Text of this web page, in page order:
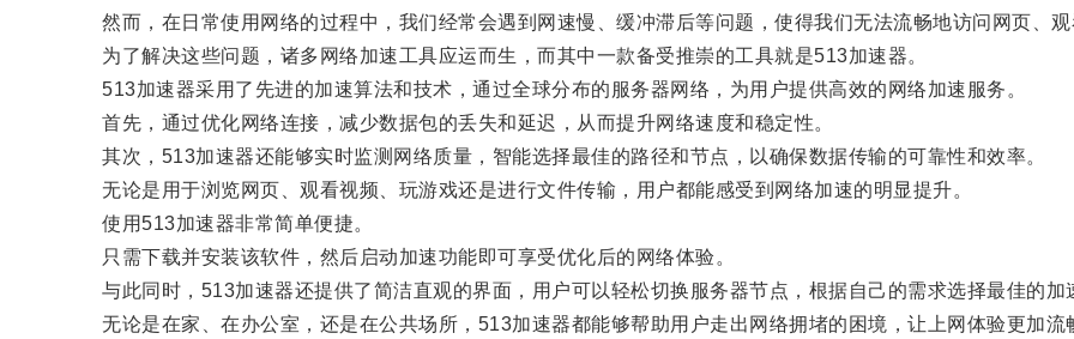
然而，在日常使用网络的过程中，我们经常会遇到网速慢、缓冲滞后等问题，使得我们无法流畅地访问网页、观
为了解决这些问题，诸多网络加速工具应运而生，而其中一款备受推崇的工具就是513加速器。
513加速器采用了先进的加速算法和技术，通过全球分布的服务器网络，为用户提供高效的网络加速服务。
首先，通过优化网络连接，减少数据包的丢失和延迟，从而提升网络速度和稳定性。
其次，513加速器还能够实时监测网络质量，智能选择最佳的路径和节点，以确保数据传输的可靠性和效率。
无论是用于浏览网页、观看视频、玩游戏还是进行文件传输，用户都能感受到网络加速的明显提升。
使用513加速器非常简单便捷。
只需下载并安装该软件，然后启动加速功能即可享受优化后的网络体验。
与此同时，513加速器还提供了简洁直观的界面，用户可以轻松切换服务器节点，根据自己的需求选择最佳的加
无论是在家、在办公室，还是在公共场所，513加速器都能够帮助用户走出网络拥堵的困境，让上网体验更加流